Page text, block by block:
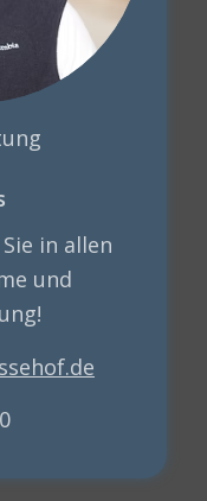
in allen
und